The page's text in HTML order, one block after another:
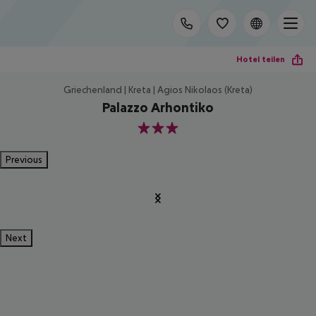
Hotel teilen
Griechenland | Kreta | Agios Nikolaos (Kreta)
Palazzo Arhontiko
3
Previous
Next